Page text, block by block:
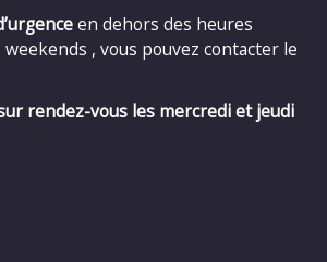
en dehors des heures
, vous pouvez contacter le
rendez-vous les mercredi et jeudi